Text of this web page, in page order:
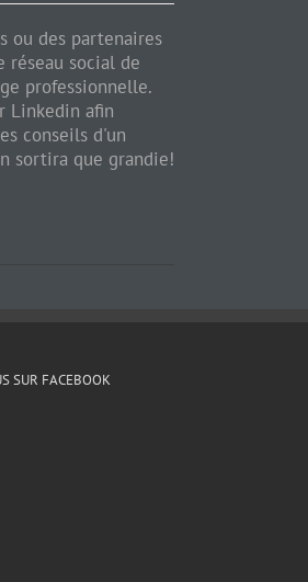
ou des partenaires
social de
professionnelle.
Linkedin afin
conseils d'un
sortira que grandie!
SUR FACEBOOK